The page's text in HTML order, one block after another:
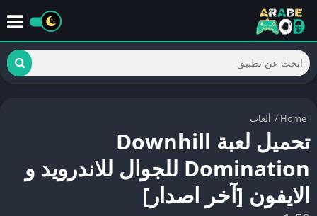
Home
/ ألعاب
تحميل لعبة Downhill
Domination للجوال للاندرويد و
الايفون [آخر اصدار]